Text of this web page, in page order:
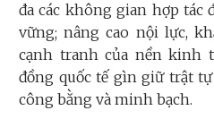
đa các không gian hợp tác
vững; nâng cao nội lực,
cạnh tranh của nền kinh
đồng quốc tế gìn giữ trật
công bằng và minh bạch.